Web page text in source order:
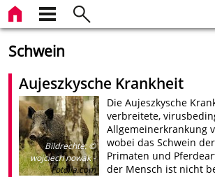
Schwein
Aujeszkysche Krankheit
Bildrechte:©
wojciech nowak -
Fotolia.com
Die Aujeszkysche
verbreitete,
Allgemeinerkrankung
wobei das Schwein
Primaten und
der Mensch ist nicht